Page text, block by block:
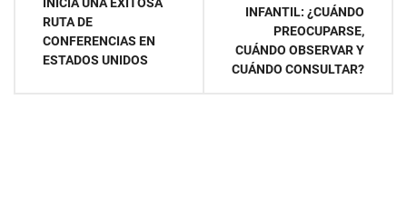
entradas
RUTA DE
CONFERENCIAS EN
ESTADOS UNIDOS
INFANTIL: ¿CUÁNDO
PREOCUPARSE,
CUÁNDO OBSERVAR Y
CUÁNDO CONSULTAR?